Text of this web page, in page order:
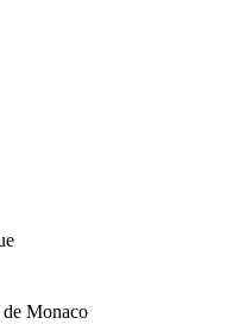
Monaco